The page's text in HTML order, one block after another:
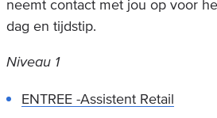
neemt contact met jou op voor
dag en tijdstip.
Niveau 1
ENTREE -Assistent Retail